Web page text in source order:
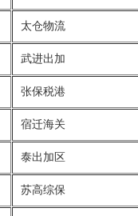
太仓物流
武进出加
张保税港
宿迁海关
泰出加区
苏高综保